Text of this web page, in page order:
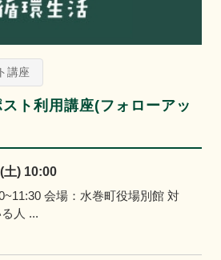
講座
ト利用講座(フォローアッ
土) 10:00
会場：水巻町役場別館 対
人 ...